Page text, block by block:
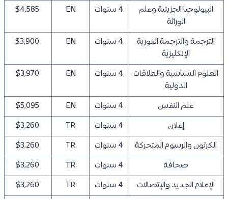
البيولوجيا الجزيئية وعلم
الوراثة
4 سنوات EN
الترجمة والترجمة الفورية
الإنكليزية
4 سنوات EN
العلوم السياسية والعلاقات
الدولية
4 سنوات EN
علم النفس 4 سنوات EN
إعلان
4 سنوات TR
الكرتون والرسوم المتحركة
4 سنوات TR
صحافة
4 سنوات TR
الإعلام الجديد والإتصالات
4 سنوات TR